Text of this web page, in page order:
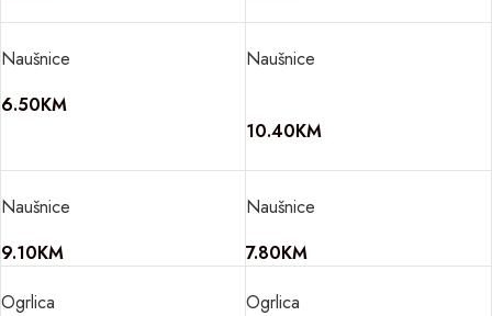
Naušnice
6.50KM
Naušnice
10.40KM
Naušnice
9.10KM
Naušnice
7.80KM
Ogrlica
Ogrlica